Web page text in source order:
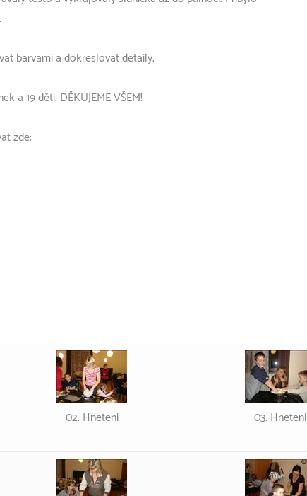
barvami a dokreslovat detaily.
a 19 dětí. DĚKUJEME VŠEM!
zde:
02. Hneteni
03. Hneteni